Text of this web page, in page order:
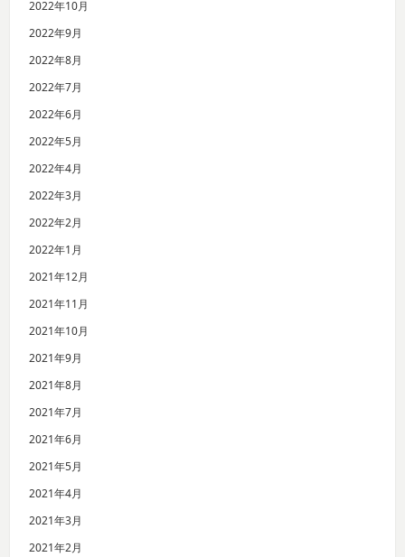
2022年10月
2022年9月
2022年8月
2022年7月
2022年6月
2022年5月
2022年4月
2022年3月
2022年2月
2022年1月
2021年12月
2021年11月
2021年10月
2021年9月
2021年8月
2021年7月
2021年6月
2021年5月
2021年4月
2021年3月
2021年2月